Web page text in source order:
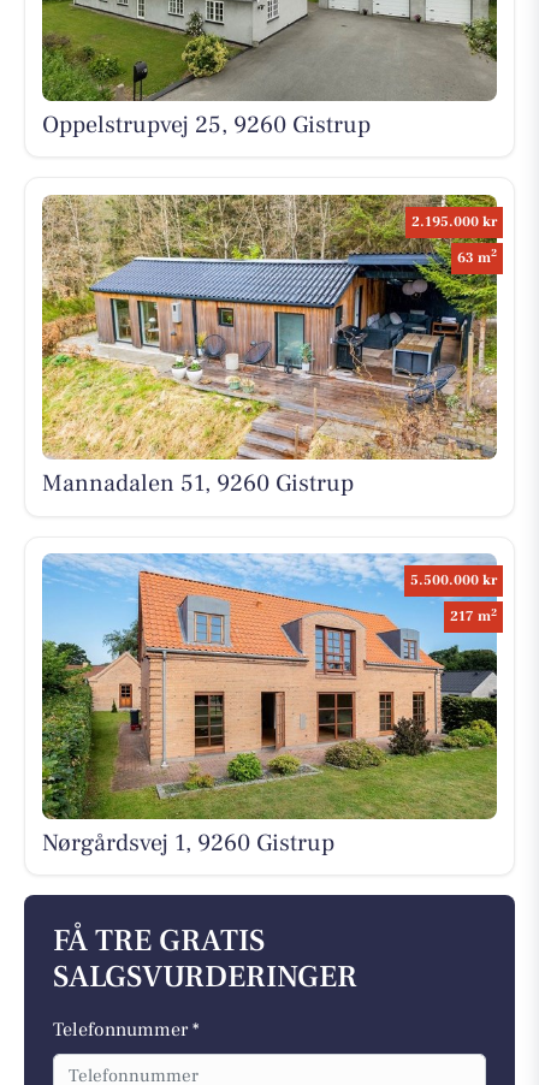
Oppelstrupvej 25, 9260 Gistrup
2.195.000 kr
63 m2
Mannadalen 51, 9260 Gistrup
5.500.000 kr
217 m2
Nørgårdsvej 1, 9260 Gistrup
FÅ TRE GRATIS
SALGSVURDERINGER
Telefonnummer *